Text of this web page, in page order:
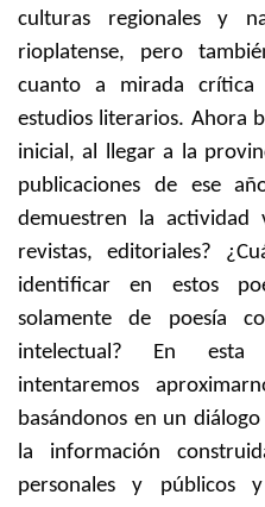
culturas regionales y
rioplatense, pero
cuanto a mirada crítica
estudios literarios. Ahora
inicial, al llegar a la
publicaciones de ese
demuestren la actividad
revistas, editoriales?
identificar en estos
solamente de poesía
intelectual? En esta
intentaremos
basándonos en un
la información
personales y públicos